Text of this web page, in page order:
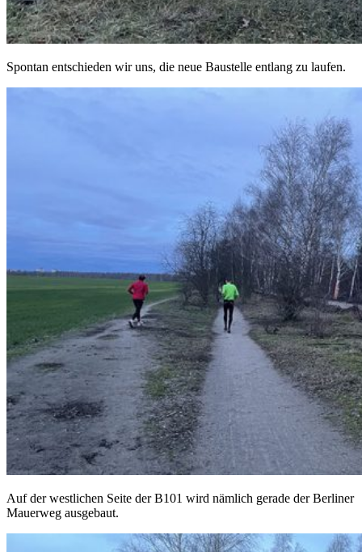
Spontan entschieden wir uns, die neue Baustelle entlang zu laufen.
Auf der westlichen Seite der B101 wird nämlich gerade der Berliner
Mauerweg ausgebaut.